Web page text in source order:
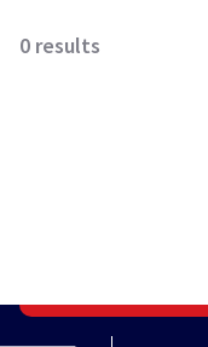
0 results